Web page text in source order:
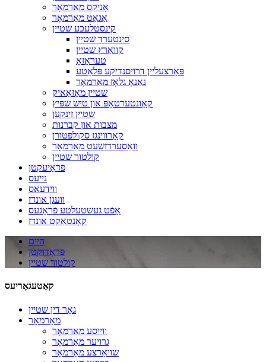
אָניקס מאַרמאָר
אַגאַט מאַרמאָר
קינסטלעכע שטיין
סינטערד שטיין
קוואַרץ שטיין
טעראַזאָ
פּאָרצעליין דרויסנדיקע פּלאַטע
נאַנאָ גלאָז מאַרמאָר
שטיין מאָזאַאיק
קאַונטערטאַפּ און טיש שפּיץ
שטיין זינקען
מצבות און קברנות
קאַרווינגז סקולפּטורן
וואַסערדזשעט מאַרמאָר
קולטור שטיין
פּראָיעקטן
נייעס
ווידעאס
וועגן אונדז
אָפֿט געשטעלטע פֿראַגעס
קאָנטאַקט אונדז
היים
פּראָדוקטן
קולטור שטיין
קאַטעגאָריעס
גאָר דין שטיין
מאַרמאָר
ווייסע מאַרמאָר
גרויער מאַרמאָר
שוואַרצע מאַרמאָר